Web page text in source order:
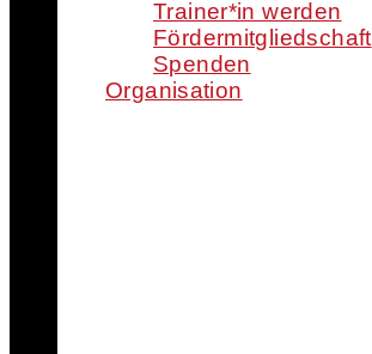
Trainer*in werden
Fördermitgliedschaft
Spenden
Organisation